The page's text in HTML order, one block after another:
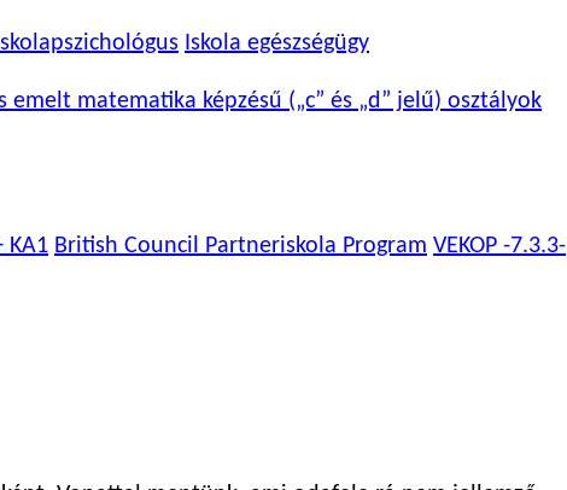
Iskola egészségügy
emelt matematika képzésű („c” és „d” jelű) osztályok
KA1 British Council Partneriskola Program VEKOP -7.3.3-